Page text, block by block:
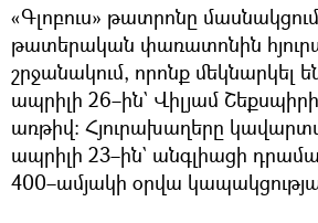
«Գլոբուս» թատրոնը
թատերական փառատոնին
շրջանակում, որոնք մեկնարկել
ապրիլի 26–ին` Վիլյամ
առթիվ։ Հյուրախաղերը
ապրիլի 23–ին` անգլիացի
400–ամյակի օրվա